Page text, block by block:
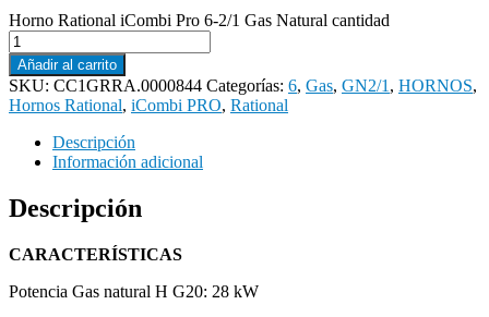
Horno Rational iCombi Pro 6-2/1 Gas Natural cantidad
Añadir al carrito
SKU: CC1GRRA.0000844 Categorías: 6, Gas, GN2/1 , HORNOS,
Hornos Rational, iCombi PRO, Rational
Descripción
Información adicional
Descripción
CARACTERÍSTICAS
Potencia Gas natural H G20: 28 kW